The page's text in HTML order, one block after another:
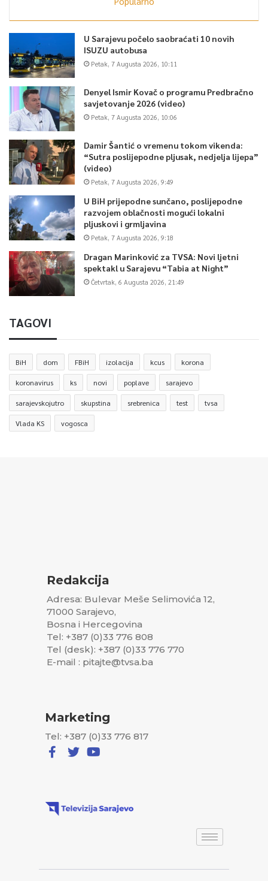
U Sarajevu počelo saobraćati 10 novih
ISUZU autobusa
Petak, 7 Augusta 2026, 10:11
Denyel Ismir Kovač o programu Predbračno
savjetovanje 2026 (video)
Petak, 7 Augusta 2026, 10:06
Damir Šantić o vremenu tokom vikenda:
“Sutra poslijepodne pljusak, nedjelja lijepa”
(video)
Petak, 7 Augusta 2026, 9:49
U BiH prijepodne sunčano, poslijepodne
razvojem oblačnosti mogući lokalni
pljuskovi i grmljavina
Petak, 7 Augusta 2026, 9:18
Dragan Marinković za TVSA: Novi ljetni
spektakl u Sarajevu “Tabia at Night”
Četvrtak, 6 Augusta 2026, 21:49
TAGOVI
BiH dom FBiH izolacija kcus korona
koronavirus ks novi poplave sarajevo
sarajevskojutro skupstina srebrenica test tvsa
Vlada KS vogosca
Redakcija
Adresa: Bulevar Meše Selimovića 12,
71000 Sarajevo,
Bosna i Hercegovina
Tel: +387 (0)33 776 808
Tel (desk): +387 (0)33 776 770
E-mail : pitajte@tvsa.ba
Marketing
Tel: +387 (0)33 776 817